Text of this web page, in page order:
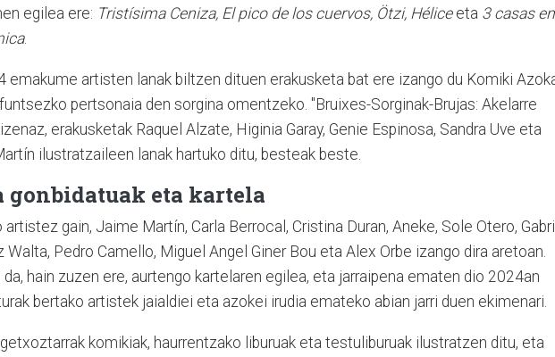
egilea ere: Tristísima Ceniza, El pico de los cuervos, Ötzi, Héliceeta 3 casas en
.
emakume artisten lanak biltzen dituen erakusketa bat ere izango du Komiki
pertsonaia den sorgina omentzeko. "Bruixes-Sorginak-Brujas: Akelarre
erakusketak Raquel Alzate, Higinia Garay, Genie Espinosa, Sandra Uve eta
ilustratzaileen lanak hartuko ditu, besteak beste.
gonbidatuak eta kartela
gain, Jaime Martín, Carla Berrocal, Cristina Duran, Aneke, Sole Otero,
Walta, Pedro Camello, Miguel Angel Giner Bou eta Alex Orbe izango dira aretoan.
da, hain zuzen ere, aurtengo kartelaren egilea, eta jarraipena ematen dio 2024an
bertako artistek jaialdiei eta azokei irudia emateko abian jarri duen ekimenari.
komikiak, haurrentzako liburuak eta testuliburuak ilustratzen ditu, eta